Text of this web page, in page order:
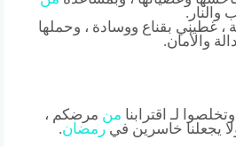
، غطيني بقناع ووسادة ، وحملها
والأمان.
لـ اقترابنا من مرضكم ،
يجعلنا خاسرين فيرمضان